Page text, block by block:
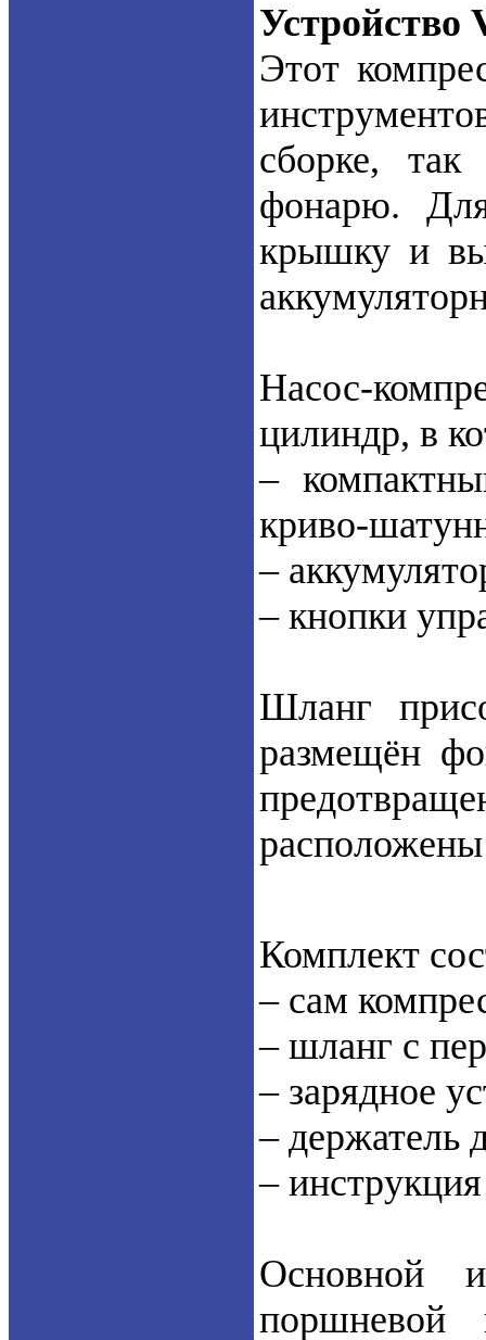
Устройство
Этот
сборке,
фонарю. Для
крышку и
Насос-
цилиндр, в
–
криво-
–
– кнопки
Шланг
размещён
Комплект
– сам
– шланг с
– зарядное
– держатель
–
Основной
поршневой